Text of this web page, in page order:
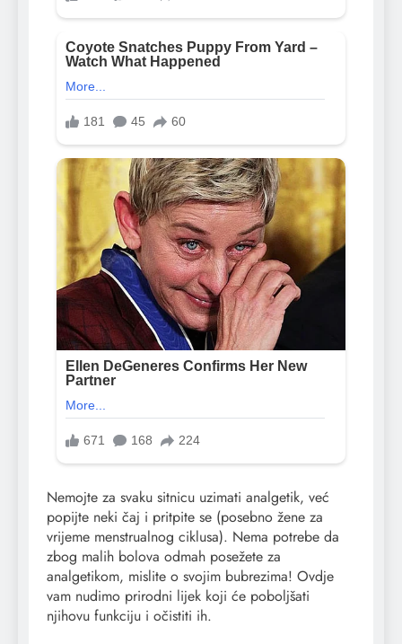
Nemojte za svaku sitnicu uzimati analgetik, već
popijte neki čaj i pritpite se (posebno žene za
vrijeme menstrualnog ciklusa). Nema potrebe da
zbog malih bolova odmah posežete za
analgetikom, mislite o svojim bubrezima! Ovdje
vam nudimo prirodni lijek koji će poboljšati
njihovu funkciju i očistiti ih.